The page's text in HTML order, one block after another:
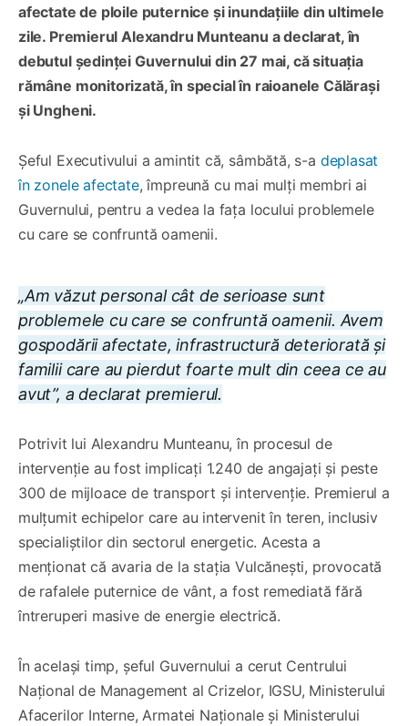
afectate de ploile puternice și inundațiile din ultimele
zile. Premierul Alexandru Munteanu a declarat, în
debutul ședinței Guvernului din 27 mai, că situația
rămâne monitorizată, în special în raioanele Călărași
și Ungheni.
Șeful Executivului a amintit că, sâmbătă, s-a deplasat
în zonele afectate, împreună cu mai mulți membri ai
Guvernului, pentru a vedea la fața locului problemele
cu care se confruntă oamenii.
„Am văzut personal cât de serioase sunt
problemele cu care se confruntă oamenii. Avem
gospodării afectate, infrastructură deteriorată și
familii care au pierdut foarte mult din ceea ce au
avut”, a declarat premierul.
Potrivit lui Alexandru Munteanu, în procesul de
intervenție au fost implicați 1.240 de angajați și peste
300 de mijloace de transport și intervenție. Premierul a
mulțumit echipelor care au intervenit în teren, inclusiv
specialiștilor din sectorul energetic. Acesta a
menționat că avaria de la stația Vulcănești, provocată
de rafalele puternice de vânt, a fost remediată fără
întreruperi masive de energie electrică.
În același timp, șeful Guvernului a cerut Centrului
Național de Management al Crizelor, IGSU, Ministerului
Afacerilor Interne, Armatei Naționale și Ministerului